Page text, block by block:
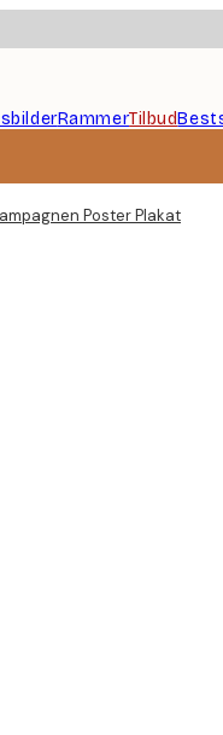
RammerTilbud
Poster Plakat